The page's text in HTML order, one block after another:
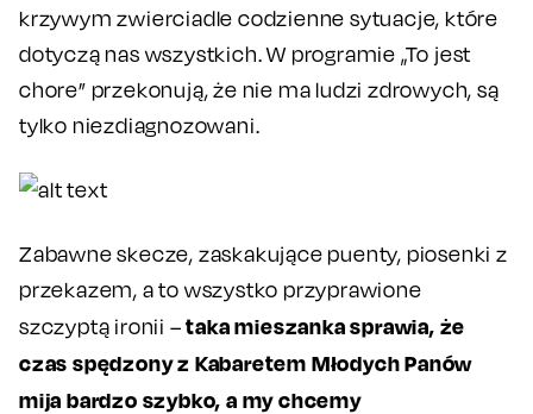
krzywym zwierciadle codzienne sytuacje, które
dotyczą nas wszystkich. W programie „To jest
chore” przekonują, że nie ma ludzi zdrowych, są
tylko niezdiagnozowani.
Zabawne skecze, zaskakujące puenty, piosenki z
przekazem, a to wszystko przyprawione
szczyptą ironii –taka mieszanka sprawia, że
czas spędzony z Kabaretem Młodych Panów
mija bardzo szybko, a my chcemy